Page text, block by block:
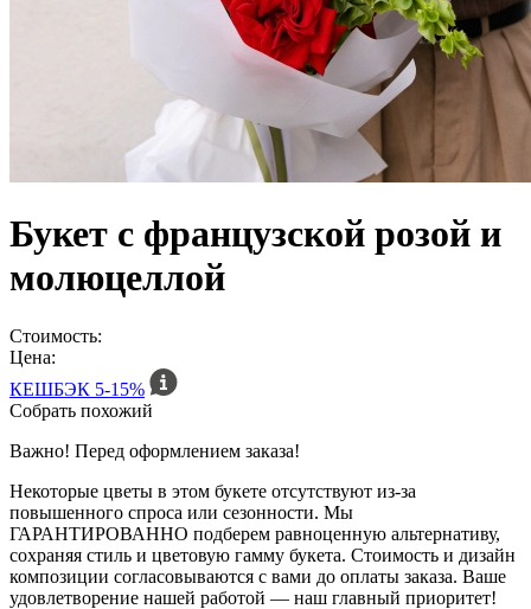
Букет с французской розой и
молюцеллой
Стоимость:
Цена:
КЕШБЭК 5-15%
Собрать похожий
Важно! Перед оформлением заказа!
Некоторые цветы в этом букете отсутствуют из-за
повышенного спроса или сезонности. Мы
ГАРАНТИРОВАННО подберем равноценную альтернативу,
сохраняя стиль и цветовую гамму букета. Стоимость и дизайн
композиции согласовываются с вами до оплаты заказа. Ваше
удовлетворение нашей работой — наш главный приоритет!